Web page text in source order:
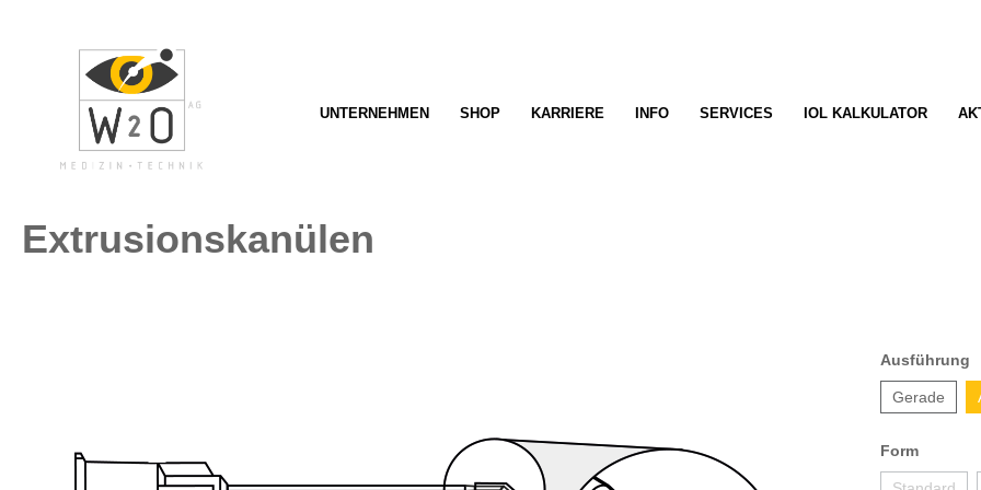
UNTERNEHMEN SHOP KARRIERE INFO SERVICES IOL KALKULATOR
Extrusionskanülen
Ausführung
Gerade
Form